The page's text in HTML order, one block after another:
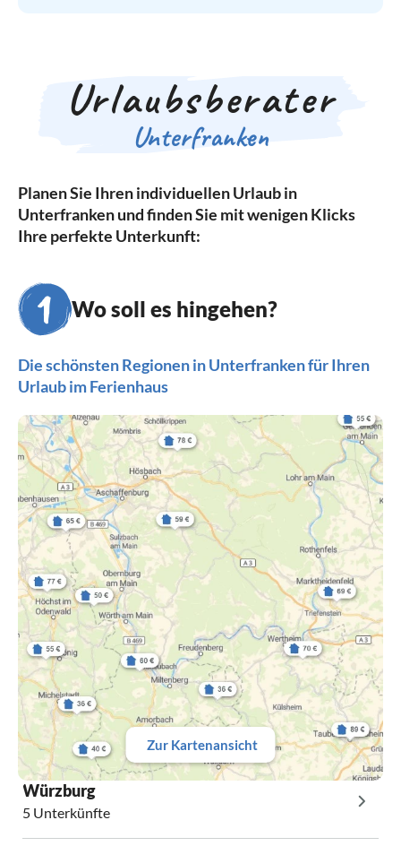
Urlaubsberater
Unterfranken
Planen Sie Ihren individuellen Urlaub in
Unterfranken und finden Sie mit wenigen Klicks
Ihre perfekte Unterkunft:
Wo soll es hingehen?
Die schönsten Regionen in Unterfranken für Ihren
Urlaub im Ferienhaus
Zur Kartenansicht
Würzburg
5 Unterkünfte